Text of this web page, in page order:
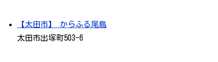
【太田市】 からふる尾島
太田市出塚町503-6